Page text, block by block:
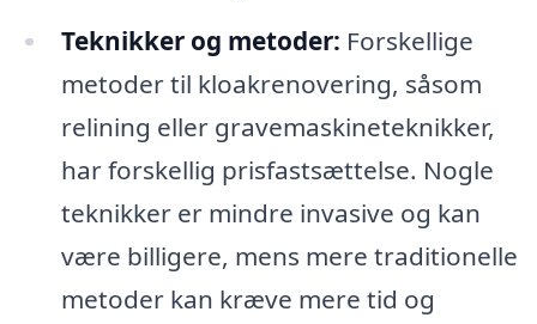
Teknikker og metoder: Forskellige
metoder til kloakrenovering, såsom
relining eller gravemaskineteknikker,
har forskellig prisfastsættelse. Nogle
teknikker er mindre invasive og kan
være billigere, mens mere traditionelle
metoder kan kræve mere tid og